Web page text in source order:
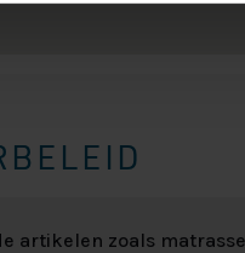
artikelen zoals